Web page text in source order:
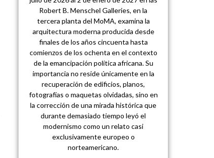
Robert B. Menschel Galleries, en la
tercera planta del MoMA, examina la
arquitectura moderna producida desde
finales de los años cincuenta hasta
comienzos de los ochenta en el contexto
de la emancipación política africana. Su
importancia no reside únicamente en la
recuperación de edificios, planos,
fotografías o maquetas olvidadas, sino en
la corrección de una mirada histórica que
durante demasiado tiempo leyó el
modernismo como un relato casi
exclusivamente europeo o
norteamericano.